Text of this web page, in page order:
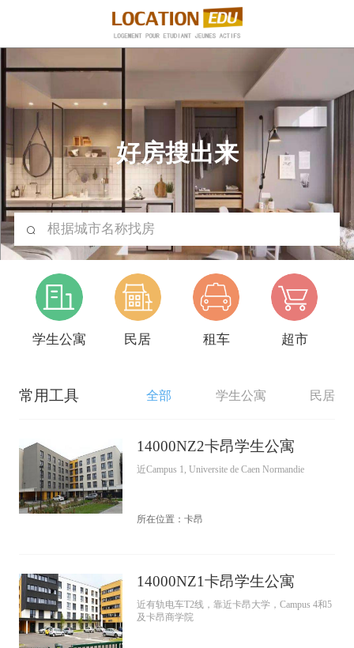
好房搜出来
根据城市名称找房
学生公寓 民居 租车 超市
常用工具 全部 学生公寓 民居
14000NZ2卡昂学生公寓
近Campus 1, Universite de Caen Normandie
所在位置：卡昂
14000NZ1卡昂学生公寓
近有轨电车T2线，靠近卡昂大学，Campus 4和5
及卡昂商学院